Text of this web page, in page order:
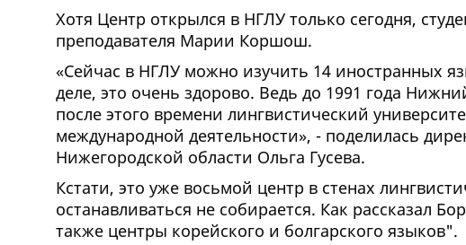
Хотя Центр открылся в НГЛУ только сегодня,
преподавателя Марии Коршош.
«Сейчас в НГЛУ можно изучить 14 иностранных
деле, это очень здорово. Ведь до 1991 года
после этого времени лингвистический
международной деятельности», - поделилась
Нижегородской области Ольга Гусева.
Кстати, это уже восьмой центр в стенах
останавливаться не собирается. Как рассказал
также центры корейского и болгарского языков".